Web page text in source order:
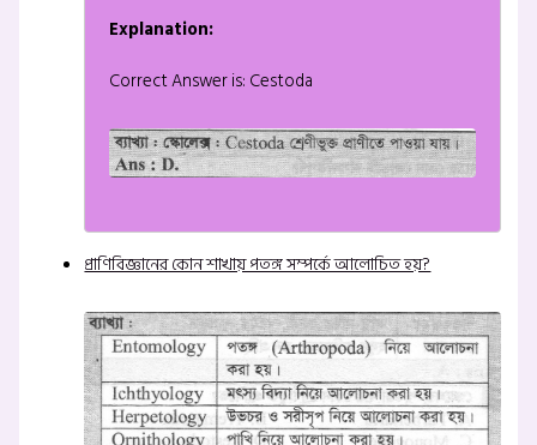
Explanation:
Correct Answer is: Cestoda
প্রাণিবিজ্ঞানের কোন শাখায় পতঙ্গ সম্পর্কে আলোচিত হয়?